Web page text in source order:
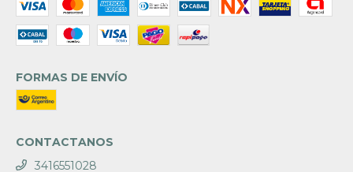
FORMAS DE ENVÍO
CONTACTANOS
3416551028